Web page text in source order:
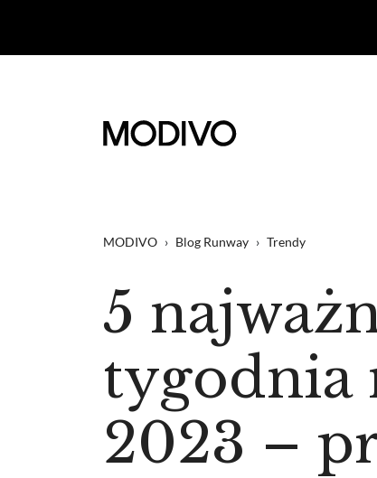
MODIVO › Blog Runway › Trendy
5
tygodnia
2023 –